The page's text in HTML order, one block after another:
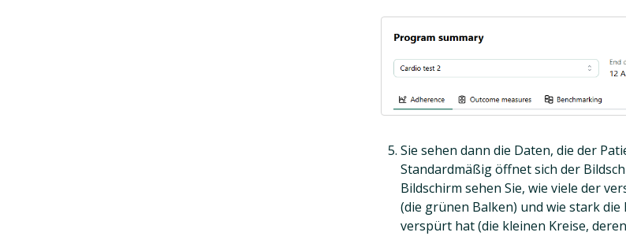
Sie sehen dann die Daten, die der
Standardmäßig öffnet sich der
Bildschirm sehen Sie, wie viele der
(die grünen Balken) und wie stark
verspürt hat (die kleinen Kreise,